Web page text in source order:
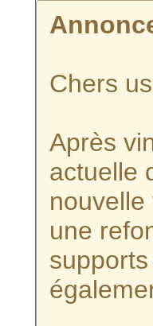
Chers
Après
actuelle
nouvelle
une